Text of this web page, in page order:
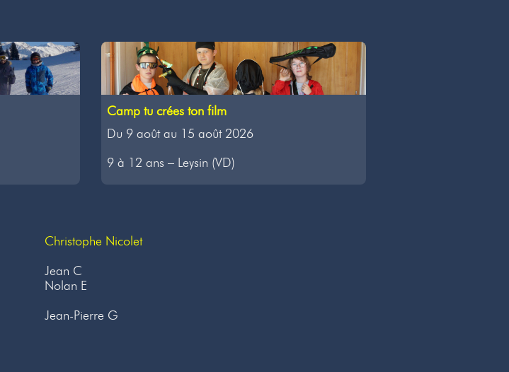
Camp tu crées ton film
Du 9 août au 15 août 2026
9 à 12 ans – Leysin (VD)
Christophe Nicolet
Jean C
Nolan E
Jean-Pierre G